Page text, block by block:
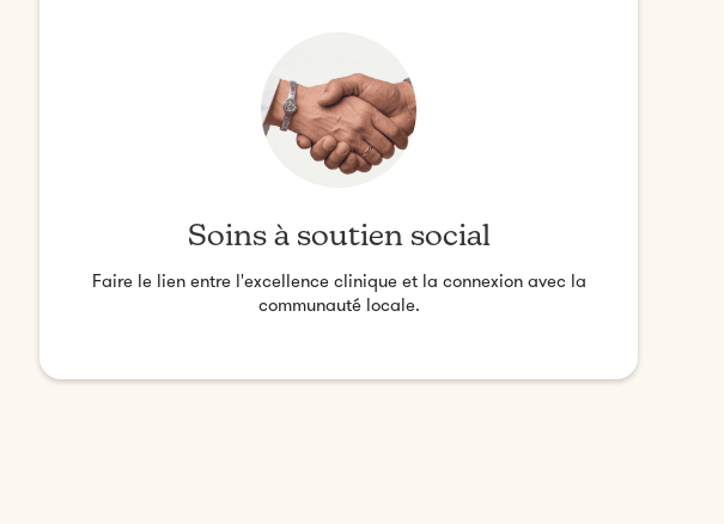
Soins à soutien social
Faire le lien entre l'excellence clinique et la connexion avec la
communauté locale.